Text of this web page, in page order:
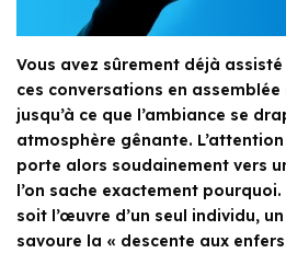
Vous avez sûrement déjà
ces conversations en
jusqu’à ce que l’ambiance se
atmosphère gênante. L’attention
porte alors soudainement vers
l’on sache exactement
soit l’œuvre d’un seul individu,
savoure la « descente aux